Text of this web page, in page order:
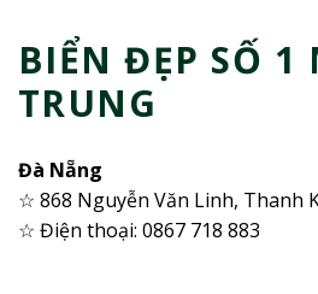
BIỂN ĐẸP SỐ 1
TRUNG
Đà Nẵng
☆ 868 Nguyễn Văn Linh, Thanh
☆ Điện thoại: 0867 718 883